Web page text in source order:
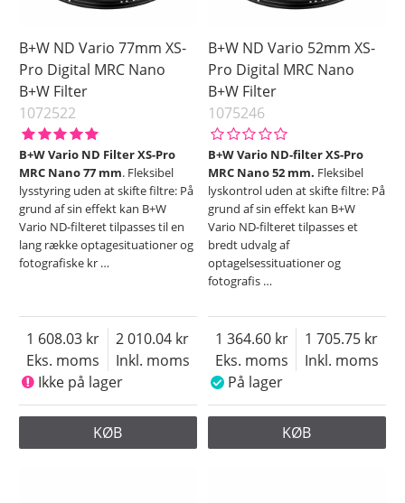
Pris
67 mm
72 mm
77 mm
82 mm
95 mm
B+W ND Vario 77mm XS-
Pro Digital MRC Nano
B+W Filter
1072522
B+W Vario ND Filter XS-Pro
MRC Nano 77 mm. Fleksibel
lysstyring uden at skifte filtre: På
grund af sin effekt kan B+W
Vario ND-filteret tilpasses til en
lang række optagesituationer og
fotografiske kr …
Eks. moms
1 608.03
Inkl. moms
2 010.04
Ikke på lager
KØB
B+W ND Vario 52mm XS-
Pro Digital MRC Nano
B+W Filter
1075246
B+W Vario ND-filter XS-Pro
MRC Nano 52 mm. Fleksibel
lyskontrol uden at skifte filtre: På
grund af sin effekt kan B+W
Vario ND-filteret tilpasses et
bredt udvalg af
optagelsessituationer og
fotografis …
Eks. moms
1 364.60
Inkl. moms
1 705.75
På lager
KØB